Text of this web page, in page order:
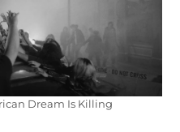
Dream Is Killing